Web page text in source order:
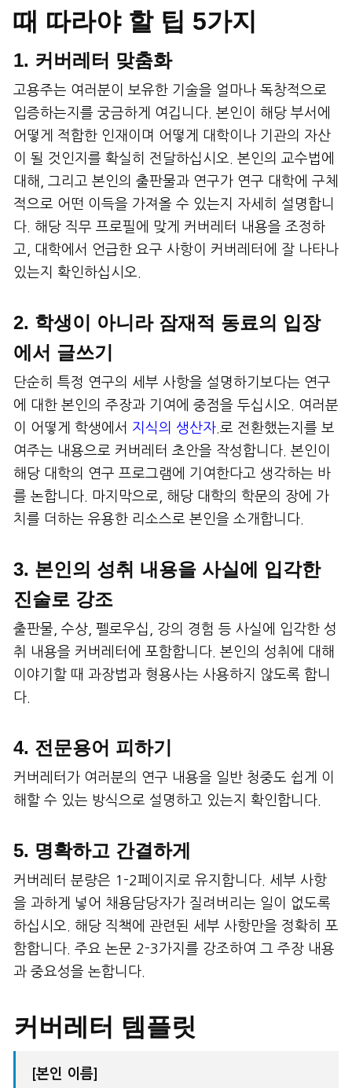
때 따라야 할 팁 5가지
1. 커버레터 맞춤화
고용주는 여러분이 보유한 기술을 얼마나 독창적으로
입증하는지를 궁금하게 여깁니다. 본인이 해당 부서에
어떻게 적합한 인재이며 어떻게 대학이나 기관의 자산
이 될 것인지를 확실히 전달하십시오. 본인의 교수법에
대해, 그리고 본인의 출판물과 연구가 연구 대학에 구체
적으로 어떤 이득을 가져올 수 있는지 자세히 설명합니
다. 해당 직무 프로필에 맞게 커버레터 내용을 조정하
고, 대학에서 언급한 요구 사항이 커버레터에 잘 나타나
있는지 확인하십시오.
2. 학생이 아니라 잠재적 동료의 입장
에서 글쓰기
단순히 특정 연구의 세부 사항을 설명하기보다는 연구
에 대한 본인의 주장과 기여에 중점을 두십시오. 여러분
이 어떻게 학생에서 지식의 생산자 .로 전환했는지를 보
여주는 내용으로 커버레터 초안을 작성합니다. 본인이
해당 대학의 연구 프로그램에 기여한다고 생각하는 바
를 논합니다. 마지막으로, 해당 대학의 학문의 장에 가
치를 더하는 유용한 리소스로 본인을 소개합니다.
3. 본인의 성취 내용을 사실에 입각한
진술로 강조
출판물, 수상, 펠로우십, 강의 경험 등 사실에 입각한 성
취 내용을 커버레터에 포함합니다. 본인의 성취에 대해
이야기할 때 과장법과 형용사는 사용하지 않도록 합니
다.
4. 전문용어 피하기
커버레터가 여러분의 연구 내용을 일반 청중도 쉽게 이
해할 수 있는 방식으로 설명하고 있는지 확인합니다.
5. 명확하고 간결하게
커버레터 분량은 1-2페이지로 유지합니다. 세부 사항
을 과하게 넣어 채용담당자가 질려버리는 일이 없도록
하십시오. 해당 직책에 관련된 세부 사항만을 정확히 포
함합니다. 주요 논문 2-3가지를 강조하여 그 주장 내용
과 중요성을 논합니다.
커버레터 템플릿
[본인 이름]